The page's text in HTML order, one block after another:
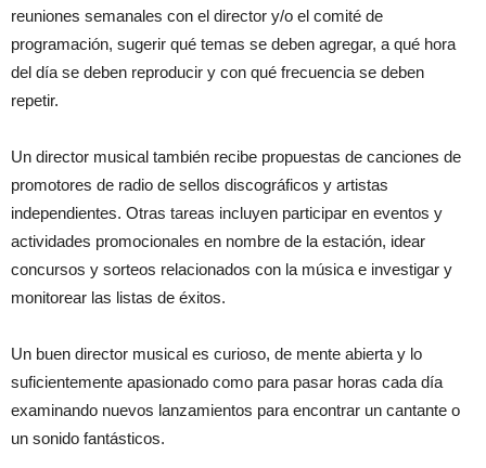
reuniones semanales con el director y/o el comité de
programación, sugerir qué temas se deben agregar, a qué hora
del día se deben reproducir y con qué frecuencia se deben
repetir.
Un director musical también recibe propuestas de canciones de
promotores de radio de sellos discográficos y artistas
independientes. Otras tareas incluyen participar en eventos y
actividades promocionales en nombre de la estación, idear
concursos y sorteos relacionados con la música e investigar y
monitorear las listas de éxitos.
Un buen director musical es curioso, de mente abierta y lo
suficientemente apasionado como para pasar horas cada día
examinando nuevos lanzamientos para encontrar un cantante o
un sonido fantásticos.